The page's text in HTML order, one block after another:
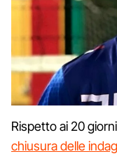
Rispetto ai 20
chiusura delle